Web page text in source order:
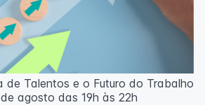
de Talentos e o Futuro do Trabalho
agosto das 19h às 22h